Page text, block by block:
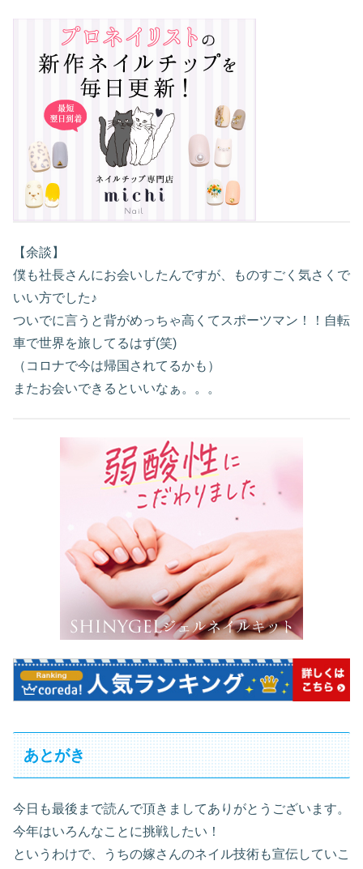
【余談】
僕も社長さんにお会いしたんですが、ものすごく気さくで
いい方でした♪
ついでに言うと背がめっちゃ高くてスポーツマン！！自転
車で世界を旅してるはず(笑)
（コロナで今は帰国されてるかも）
またお会いできるといいなぁ。。。
あとがき
今日も最後まで読んで頂きましてありがとうございます。
今年はいろんなことに挑戦したい！
というわけで、うちの嫁さんのネイル技術も宣伝していこ